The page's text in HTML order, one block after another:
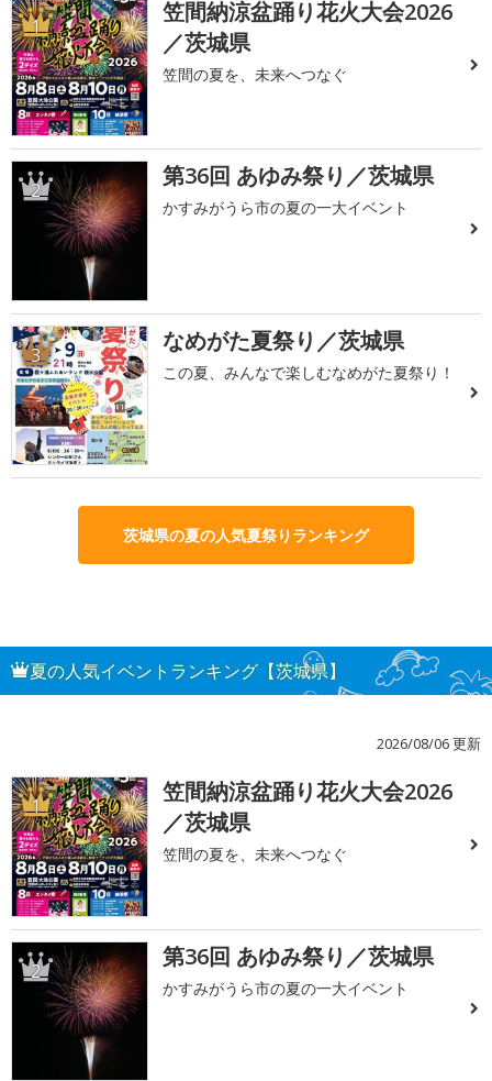
1
笠間納涼盆踊り花火大会2026
／茨城県
笠間の夏を、未来へつなぐ
2 第36回 あゆみ祭り／茨城県
かすみがうら市の夏の一大イベント
3 なめがた夏祭り／茨城県
この夏、みんなで楽しむなめがた夏祭り！
茨城県の夏の人気夏祭りランキング
夏の人気イベントランキング【茨城県】
2026/08/06 更新
1
笠間納涼盆踊り花火大会2026
／茨城県
笠間の夏を、未来へつなぐ
2 第36回 あゆみ祭り／茨城県
かすみがうら市の夏の一大イベント